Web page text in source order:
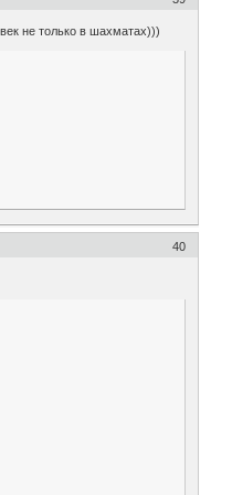
не только в шахматах)))
40